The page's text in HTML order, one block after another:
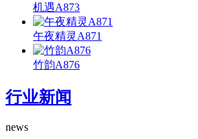
机遇A873
午夜精灵A871
竹韵A876
行业新闻
news